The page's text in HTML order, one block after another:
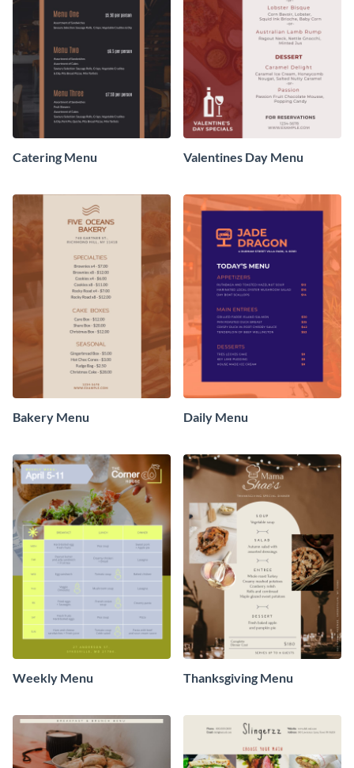
Catering Menu Valentines Day Menu
Bakery Menu Daily Menu
Weekly Menu Thanksgiving Menu